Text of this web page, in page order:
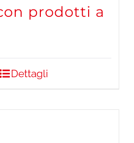
prodotti a
Dettagli